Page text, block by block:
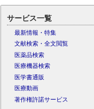
サービス一覧
最新情報・特集
文献検索・全文閲覧
医薬品検索
医療機器検索
医学書通販
医療動画
著作権許諾サービス